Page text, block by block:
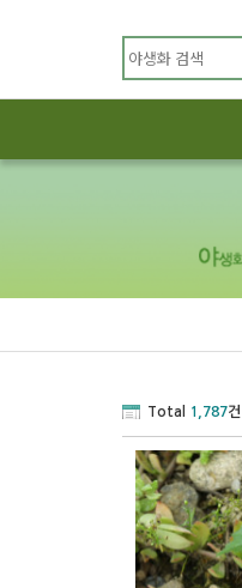
Total 1,787건